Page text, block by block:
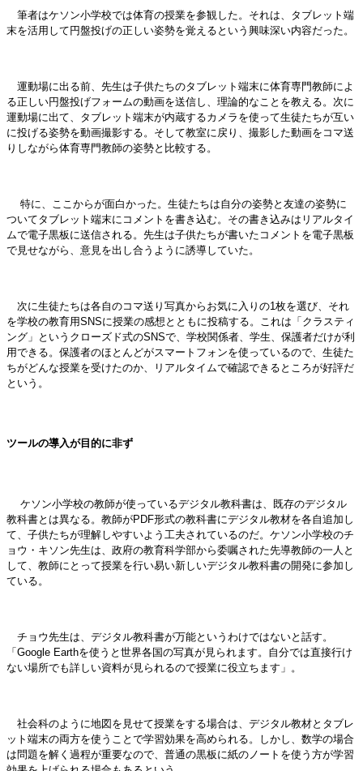
筆者はケソン小学校では体育の授業を参観した。それは、タブレット端
末を活用して円盤投げの正しい姿勢を覚えるという興味深い内容だった。
運動場に出る前、先生は子供たちのタブレット端末に体育専門教師によ
る正しい円盤投げフォームの動画を送信し、理論的なことを教える。次に
運動場に出て、タブレット端末が内蔵するカメラを使って生徒たちが互い
に投げる姿勢を動画撮影する。そして教室に戻り、撮影した動画をコマ送
りしながら体育専門教師の姿勢と比較する。
特に、ここからが面白かった。生徒たちは自分の姿勢と友達の姿勢に
ついてタブレット端末にコメントを書き込む。その書き込みはリアルタイ
ムで電子黒板に送信される。先生は子供たちが書いたコメントを電子黒板
で見せながら、意見を出し合うように誘導していた。
次に生徒たちは各自のコマ送り写真からお気に入りの1枚を選び、それ
を学校の教育用SNSに授業の感想とともに投稿する。これは「クラスティ
ング」というクローズド式のSNSで、学校関係者、学生、保護者だけが利
用できる。保護者のほとんどがスマートフォンを使っているので、生徒た
ちがどんな授業を受けたのか、リアルタイムで確認できるところが好評だ
という。
ツールの導入が目的に非ず
ケソン小学校の教師が使っているデジタル教科書は、既存のデジタル
教科書とは異なる。教師がPDF形式の教科書にデジタル教材を各自追加し
て、子供たちが理解しやすいよう工夫されているのだ。ケソン小学校のチ
ョウ・キソン先生は、政府の教育科学部から委嘱された先導教師の一人と
して、教師にとって授業を行い易い新しいデジタル教科書の開発に参加し
ている。
チョウ先生は、デジタル教科書が万能というわけではないと話す。
「Google Earthを使うと世界各国の写真が見られます。自分では直接行け
ない場所でも詳しい資料が見られるので授業に役立ちます」。
社会科のように地図を見せて授業をする場合は、デジタル教材とタブレ
ット端末の両方を使うことで学習効果を高められる。しかし、数学の場合
は問題を解く過程が重要なので、普通の黒板に紙のノートを使う方が学習